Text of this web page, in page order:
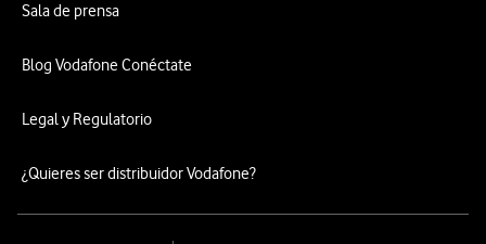
Sala de prensa
Blog Vodafone Conéctate
Legal y Regulatorio
¿Quieres ser distribuidor Vodafone?